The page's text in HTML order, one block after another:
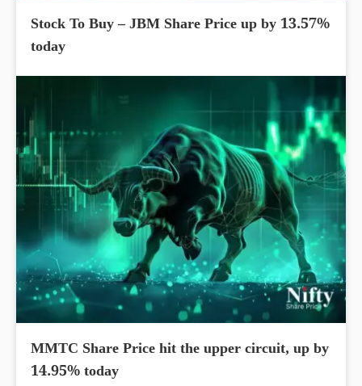
Stock To Buy – JBM Share Price up by 13.57%
today
MMTC Share Price hit the upper circuit, up by
14.95% today